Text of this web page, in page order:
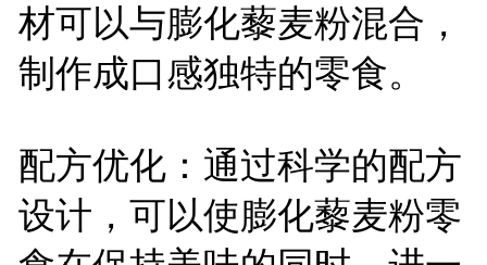
材可以与膨化藜麦粉混合，
制作成口感独特的零食。
配方优化：通过科学的配方
设计，可以使膨化藜麦粉零